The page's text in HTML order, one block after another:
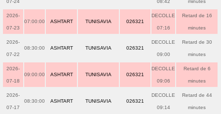
07-24 08:42 minutes
2026-
07-23
07:00:00 ASHTART TUNISAVIA 026321
DECOLLE
07:16
Retard de 16
minutes
2026-
07-22
08:30:00 ASHTART TUNISAVIA 026321
DECOLLE
09:00
Retard de 30
minutes
2026-
07-18
09:00:00 ASHTART TUNISAVIA 026321
DECOLLE
09:06
Retard de 6
minutes
2026-
07-17
08:30:00 ASHTART TUNISAVIA 026321
DECOLLE
09:14
Retard de 44
minutes